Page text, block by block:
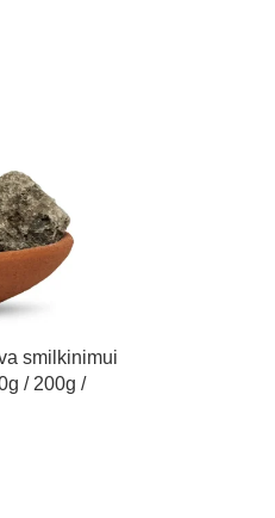
smilkinimui
/ 200g /